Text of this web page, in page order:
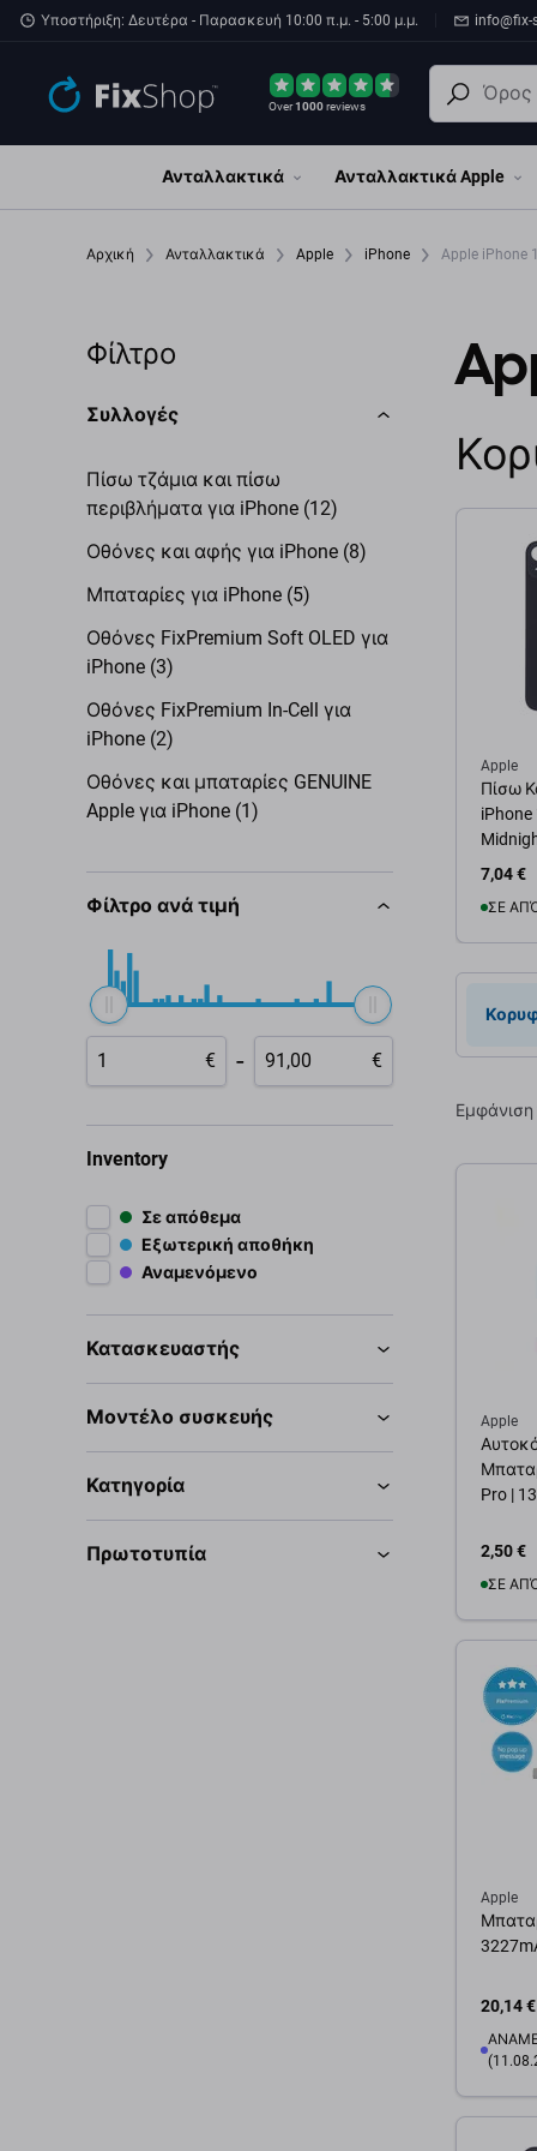
Παράβλεψη στο κύριο περιεχόμενο
Υποστήριξη: Δευτέρα - Παρασκευή 10:00 π.μ. - 5:00 μ.μ. info@fix-
Over1000reviews
Ανταλλακτικά Ανταλλακτικά Apple
Αρχική Ανταλλακτικά Apple iPhone Apple iPhone
Φίλτρο
Συλλογές
Πίσω τζάμια και πίσω
περιβλήματα για iPhone (12)
Οθόνες και αφής για iPhone (8)
Μπαταρίες για iPhone (5)
Οθόνες FixPremium Soft OLED για
iPhone (3)
Οθόνες FixPremium In-Cell για
iPhone (2)
Οθόνες και μπαταρίες GENUINE
Apple για iPhone (1)
Φίλτρο ανά τιμή
€ - €
Inventory
Σε απόθεμα
Εξωτερική αποθήκη
Αναμενόμενο
Κατασκευαστής
Μοντέλο συσκευής
Κατηγορία
Πρωτοτυπία
Apple
Πίσω
7,04 €
ΣΕ
Εμφάνιση
Apple
Pro | 13
2,50 €
ΣΕ
Apple
20,14 €